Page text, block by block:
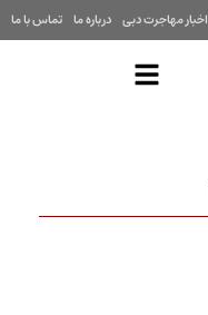
اخبار مهاجرت دبی درباره ما تماس با ما